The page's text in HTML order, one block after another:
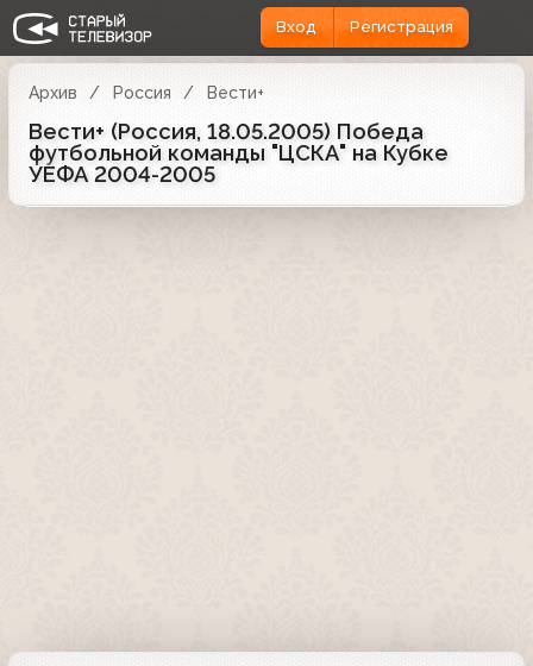
Вход Регистрация
Архив Россия Вести+
Вести+ (Россия, 18.05.2005) Победа
футбольной команды "ЦСКА" на Кубке
УЕФА 2004-2005